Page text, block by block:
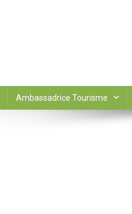
Ambassadrice Tourisme